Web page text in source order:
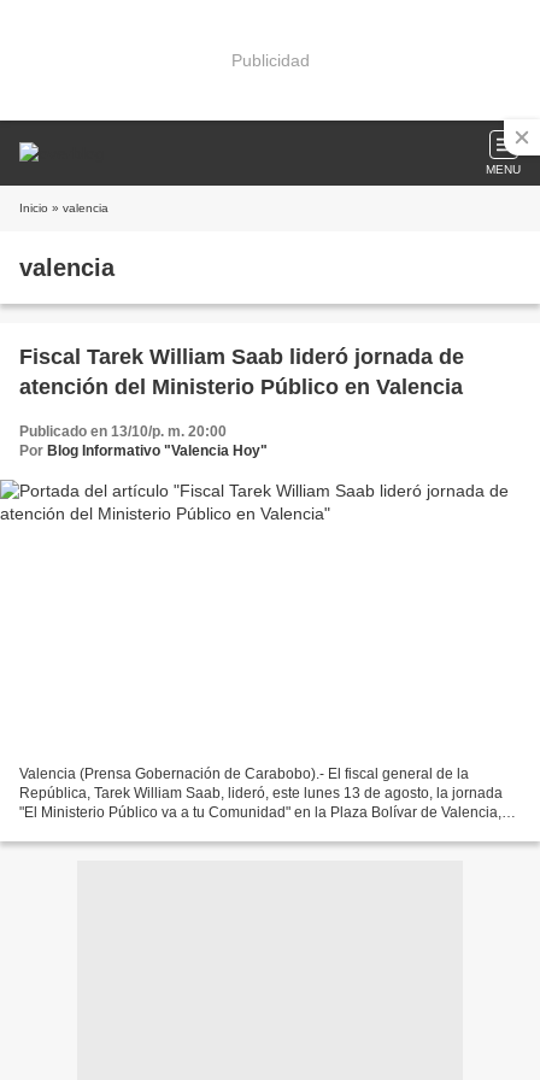
Publicidad
MENU
Inicio » valencia
valencia
Fiscal Tarek William Saab lideró jornada de
atención del Ministerio Público en Valencia
Publicado en 13/10/p. m. 20:00
Por Blog Informativo "Valencia Hoy"
Valencia (Prensa Gobernación de Carabobo).- El fiscal general de la
República, Tarek William Saab, lideró, este lunes 13 de agosto, la jornada
"El Ministerio Público va a tu Comunidad" en la Plaza Bolívar de Valencia,